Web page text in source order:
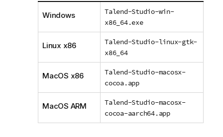
Windows
Talend-Studio-win-
x86_64.exe
Linux x86
Talend-Studio-linux-gtk-
x86_64
MacOS x86
Talend-Studio-macosx-
cocoa.app
MacOS ARM
Talend-Studio-macosx-
cocoa-aarch64.app